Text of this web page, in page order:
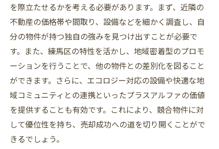
を際立たせるかを考える必要があります。まず、近隣の
不動産の価格帯や間取り、設備などを細かく調査し、自
分の物件が持つ独自の強みを見つけ出すことが必要で
す。また、練馬区の特性を活かし、地域密着型のプロモ
ーションを行うことで、他の物件との差別化を図ること
ができます。さらに、エコロジー対応の設備や快適な地
域コミュニティとの連携といったプラスアルファの価値
を提供することも有効です。これにより、競合物件に対
して優位性を持ち、売却成功への道を切り開くことがで
きるでしょう。